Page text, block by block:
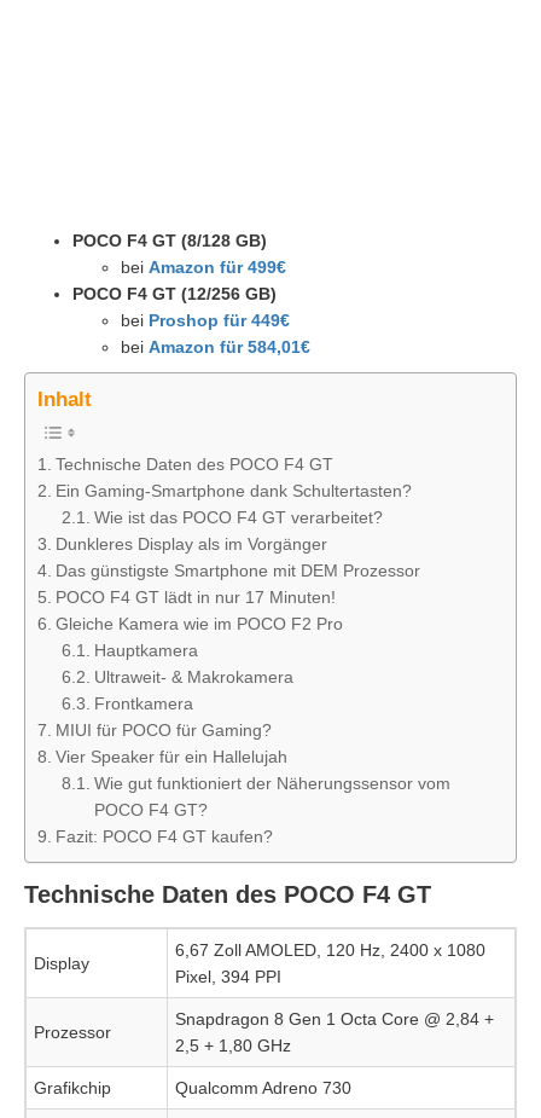
POCO F4 GT (8/128 GB)
bei Amazon für 499€
POCO F4 GT (12/256 GB)
bei Proshop für 449€
bei Amazon für 584,01€
Inhalt
Technische Daten des POCO F4 GT
Ein Gaming-Smartphone dank Schultertasten?
Wie ist das POCO F4 GT verarbeitet?
Dunkleres Display als im Vorgänger
Das günstigste Smartphone mit DEM Prozessor
POCO F4 GT lädt in nur 17 Minuten!
Gleiche Kamera wie im POCO F2 Pro
Hauptkamera
Ultraweit- & Makrokamera
Frontkamera
MIUI für POCO für Gaming?
Vier Speaker für ein Hallelujah
Wie gut funktioniert der Näherungssensor vom
POCO F4 GT?
Fazit: POCO F4 GT kaufen?
Technische Daten des POCO F4 GT
Display
6,67 Zoll AMOLED, 120 Hz, 2400 x 1080
Pixel, 394 PPI
Prozessor
Snapdragon 8 Gen 1 Octa Core @ 2,84 +
2,5 + 1,80 GHz
Grafikchip Qualcomm Adreno 730